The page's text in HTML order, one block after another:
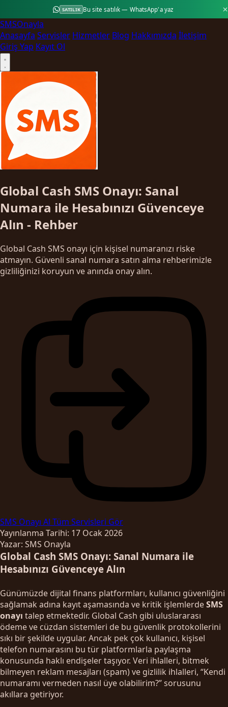
SATILIK Bu site satılık — WhatsApp'a yaz
SMSOnayla
Anasayfa Servisler Hizmetler Blog Hakkımızda İletişim
Giriş Yap Kayıt Ol
Global Cash SMS Onayı: Sanal
Numara ile Hesabınızı Güvenceye
Alın - Rehber
Global Cash SMS onayı için kişisel numaranızı riske
atmayın. Güvenli sanal numara satın alma rehberimizle
gizliliğinizi koruyun ve anında onay alın.
SMS Onayı Al Tüm Servisleri Gör
Yayınlanma Tarihi: 17 Ocak 2026
Yazar: SMS Onayla
Global Cash SMS Onayı: Sanal Numara ile
Hesabınızı Güvenceye Alın
Günümüzde dijital finans platformları, kullanıcı güvenliğini
sağlamak adına kayıt aşamasında ve kritik işlemlerdeSMS
onayı talep etmektedir. Global Cash gibi uluslararası
ödeme ve cüzdan sistemleri de bu güvenlik protokollerini
sıkı bir şekilde uygular. Ancak pek çok kullanıcı, kişisel
telefon numarasını bu tür platformlarla paylaşma
konusunda haklı endişeler taşıyor. Veri ihlalleri, bitmek
bilmeyen reklam mesajları (spam) ve gizlilik ihlalleri, “Kendi
numaramı vermeden nasıl üye olabilirim?” sorusunu
akıllara getiriyor.